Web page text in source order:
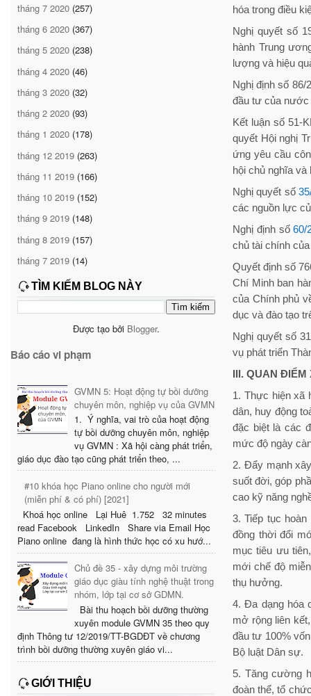
tháng 7 2020 (257)
tháng 6 2020 (367)
tháng 5 2020 (238)
tháng 4 2020 (46)
tháng 3 2020 (32)
tháng 2 2020 (93)
tháng 1 2020 (178)
tháng 12 2019 (263)
tháng 11 2019 (166)
tháng 10 2019 (152)
tháng 9 2019 (148)
tháng 8 2019 (157)
tháng 7 2019 (14)
TÌM KIẾM BLOG NÀY
Được tạo bởi Blogger.
Báo cáo vi phạm
GVMN 5: Hoạt động tự bồi dưỡng
chuyên môn, nghiệp vụ của GVMN
1. Ý nghĩa, vai trò của hoạt động
tự bồi dưỡng chuyên môn, nghiệp
vụ GVMN : Xã hội càng phát triển,
giáo dục đào tạo cũng phát triển theo, ...
#10 khóa học Piano online cho người mới
(miễn phí & có phí) [2021]
Khoá học online Lại Huê 1.752 32 minutes
read Facebook LinkedIn Share via Email Học
Piano online đang là hình thức học có xu hướ...
Chủ đề 35 - xây dựng môi trường
giáo dục giàu tính nghệ thuật trong
nhóm, lớp tại cơ sở GDMN.
Bài thu hoạch bồi dưỡng thường
xuyên module GVMN 35 theo quy
định Thông tư 12/2019/TT-BGDĐT về chương
trình bồi dưỡng thường xuyên giáo vi...
GIỚI THIỆU
hóa trong điều
Nghị quyết số
hành Trung
lượng và hiệu
Nghị định số
đầu tư của nước
Kết luận số 51-
quyết Hội nghị
ứng yêu cầu
hội chủ nghĩa và
Nghị quyết số
các nguồn lực
Nghị định số60/
chủ tài chính
Quyết định số
Chí Minh ban
của Chính phủ
dục và đào tạo
Nghị quyết số
vụ phát triển
III. QUAN
1. Thực hiện xã
dân, huy động
đặc biệt là các
mức độ ngày
2. Đẩy mạnh
suốt đời, góp
cao kỹ năng
3. Tiếp tục
đồng thời đổi
mục tiêu ưu
mới chế độ
thụ hưởng.
4. Đa dạng hóa
mở rộng liên
đầu tư 100%
Bộ luật Dân sự.
5. Tăng cường
đoàn thể, tổ